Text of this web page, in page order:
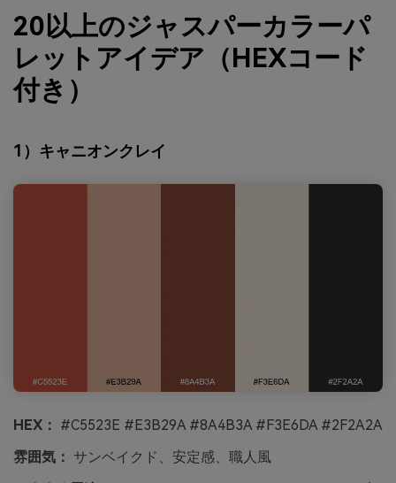
20以上のジャスパーカラーパ
レットアイデア（HEXコード
付き）
1）キャニオンクレイ
HEX： #C5523E #E3B29A #8A4B3A #F3E6DA #2F2A2A
雰囲気： サンベイクド、安定感、職人風